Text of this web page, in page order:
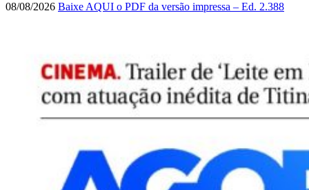
08/08/2026 Baixe AQUI o PDF da versão impressa – Ed. 2.388